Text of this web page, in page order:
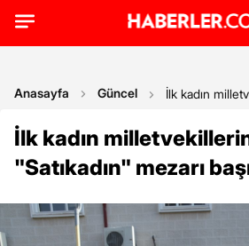
Anasayfa Güncel İlk kadın
İlk kadın
"Satıkadın" mezarı